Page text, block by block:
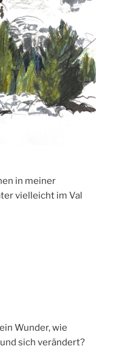
in meiner
vielleicht im Val
Wunder, wie
sich verändert?